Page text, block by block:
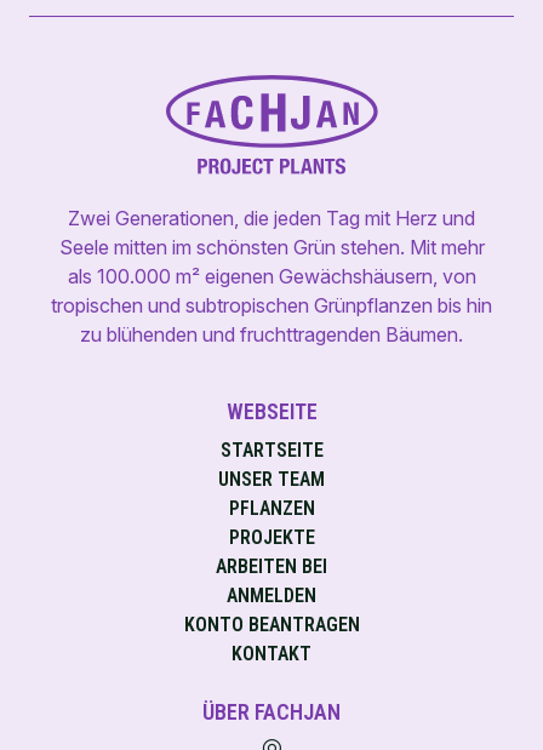
Zwei Generationen, die jeden Tag mit Herz und
Seele mitten im schönsten Grün stehen. Mit mehr
als 100.000 m² eigenen Gewächshäusern, von
tropischen und subtropischen Grünpflanzen bis hin
zu blühenden und fruchttragenden Bäumen.
WEBSEITE
STARTSEITE
UNSER TEAM
PFLANZEN
PROJEKTE
ARBEITEN BEI
ANMELDEN
KONTO BEANTRAGEN
KONTAKT
ÜBER FACHJAN